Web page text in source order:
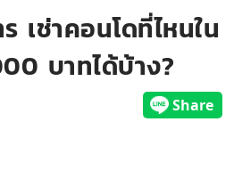
เช่าคอนโดที่ไหนใน
บาทได้บ้าง?